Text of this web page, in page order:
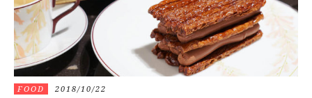
FOOD 2018/10/22